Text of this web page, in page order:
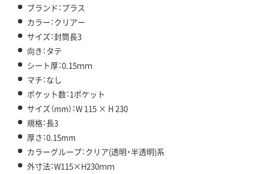
ブランド：プラス
カラー：クリアー
サイズ：封筒長3
向き：タテ
シート厚：0.15ｍｍ
マチ：なし
ポケット数：1ポケット
サイズ（mm）：W 115 × H 230
規格：長3
厚さ：0.15mm
カラーグループ：クリア(透明・半透明)系
外寸法：W115×H230ｍｍ